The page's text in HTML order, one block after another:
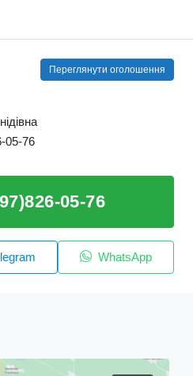
Переглянути оголошення
05-76
05-76
WhatsApp